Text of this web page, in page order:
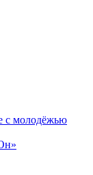
с молодёжью